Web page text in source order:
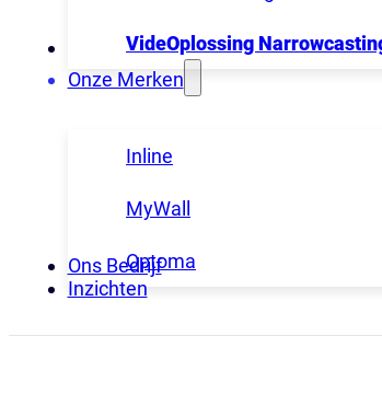
VideOplossing
Onze Merken
Inline
MyWall
Optoma
Ons Bedrijf
Inzichten